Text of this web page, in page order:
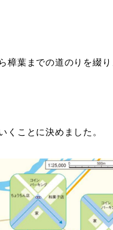
樟葉までの道のりを綴
くことに決めました。